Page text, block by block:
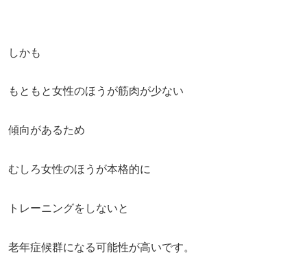
しかも
もともと女性のほうが筋肉が少ない
傾向があるため
むしろ女性のほうが本格的に
トレーニングをしないと
老年症候群になる可能性が高いです。